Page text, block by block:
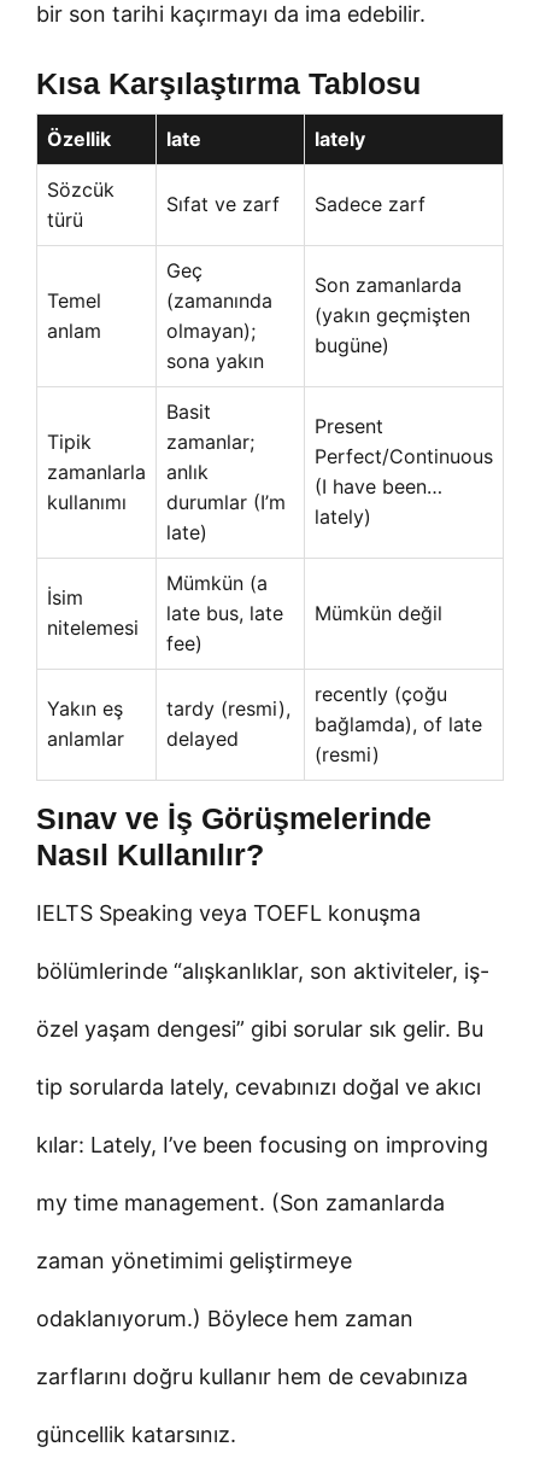
bir son tarihi kaçırmayı da ima edebilir.
Kısa Karşılaştırma Tablosu
Özellik late lately
Sözcük
türü
Sıfat ve zarf Sadece zarf
Temel
anlam
Geç
(zamanında
olmayan);
sona yakın
Son zamanlarda
(yakın geçmişten
bugüne)
Tipik
zamanlarla
kullanımı
Basit
zamanlar;
anlık
durumlar (I’m
late)
Present
Perfect/Continuous
(I have been…
lately)
İsim
nitelemesi
Mümkün (a
late bus, late
fee)
Mümkün değil
Yakın eş
anlamlar
tardy (resmi),
delayed
recently (çoğu
bağlamda), of late
(resmi)
Sınav ve İş Görüşmelerinde
Nasıl Kullanılır?
IELTS Speaking veya TOEFL konuşma
bölümlerinde “alışkanlıklar, son aktiviteler, iş-
özel yaşam dengesi” gibi sorular sık gelir. Bu
tip sorularda lately, cevabınızı doğal ve akıcı
kılar: Lately, I’ve been focusing on improving
my time management. (Son zamanlarda
zaman yönetimimi geliştirmeye
odaklanıyorum.) Böylece hem zaman
zarflarını doğru kullanır hem de cevabınıza
güncellik katarsınız.